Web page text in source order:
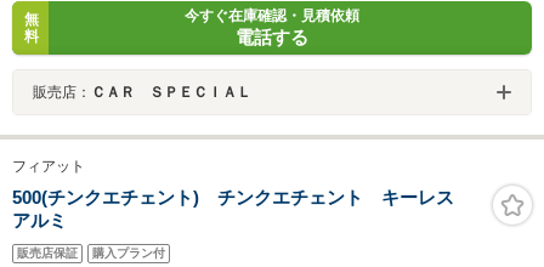
無
料
今すぐ在庫確認・見積依頼
電話する
販売店： ＣＡＲ ＳＰＥＣＩＡＬ
フィアット
500(チンクエチェント) チンクエチェント キーレス
アルミ
販売店保証 購入プラン付